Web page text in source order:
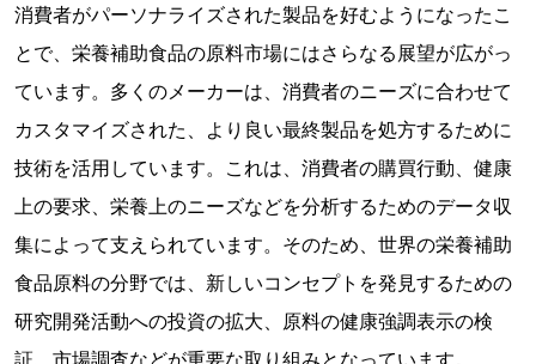
消費者がパーソナライズされた製品を好むようになったこ
とで、栄養補助食品の原料市場にはさらなる展望が広がっ
ています。多くのメーカーは、消費者のニーズに合わせて
カスタマイズされた、より良い最終製品を処方するために
技術を活用しています。これは、消費者の購買行動、健康
上の要求、栄養上のニーズなどを分析するためのデータ収
集によって支えられています。そのため、世界の栄養補助
食品原料の分野では、新しいコンセプトを発見するための
研究開発活動への投資の拡大、原料の健康強調表示の検
証、市場調査などが重要な取り組みとなっています。